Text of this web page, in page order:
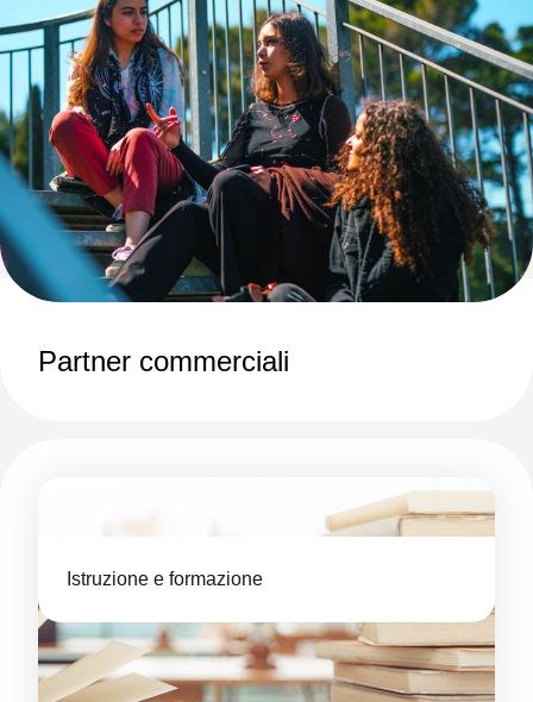
Partner commerciali
Istruzione e formazione